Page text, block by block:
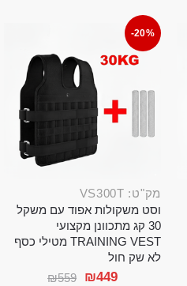
-20%
מק"ט: VS300T
וסט משקולות אפוד עם משקל
30 קג מתכוונן מקצועי
TRAINING VEST מטילי כסף
לא שק חול
₪559 ₪449